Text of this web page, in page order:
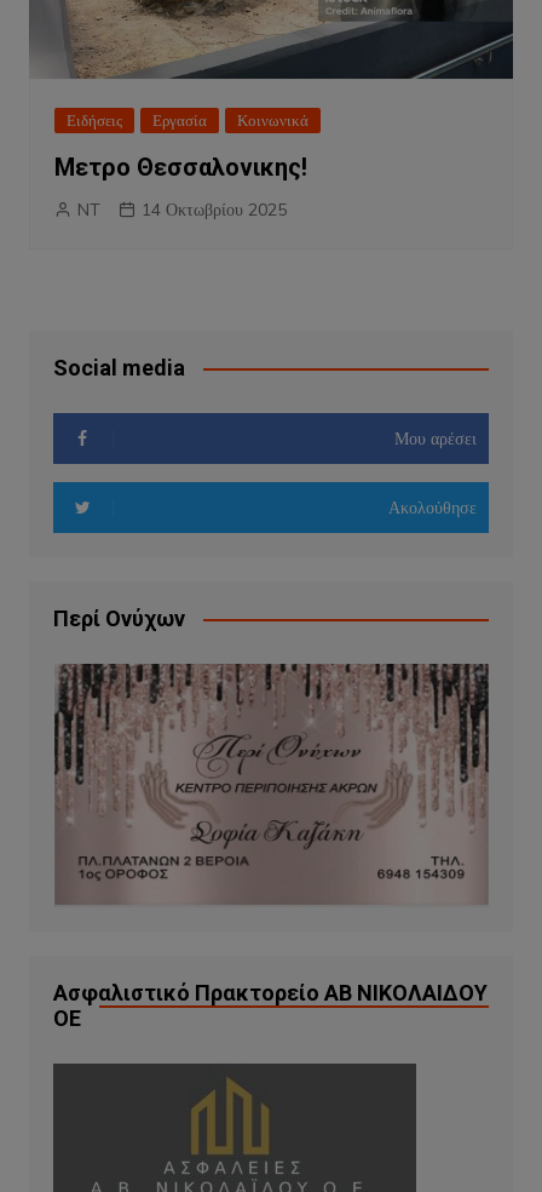
Ειδήσεις Εργασία Κοινωνικά
Μετρο Θεσσαλονικης!
NT 14 Οκτωβρίου 2025
Social media
Μου αρέσει
Ακολούθησε
Περί Ονύχων
Ασφαλιστικό Πρακτορείο ΑΒ ΝΙΚΟΛΑΙΔΟΥ
ΟΕ